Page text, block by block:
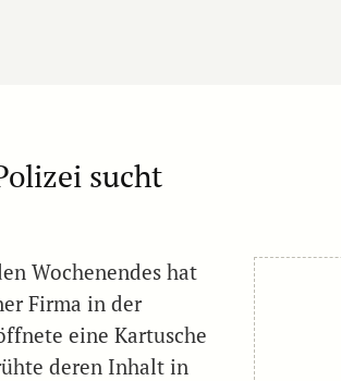
sucht
Wochenendes hat
Firma in der
eine Kartusche
deren Inhalt in